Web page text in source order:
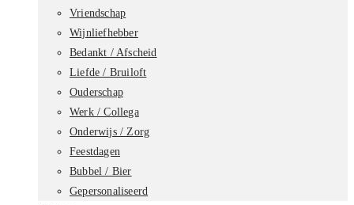
Vriendschap
Wijnliefhebber
Bedankt / Afscheid
Liefde / Bruiloft
Ouderschap
Werk / Collega
Onderwijs / Zorg
Feestdagen
Bubbel / Bier
Gepersonaliseerd